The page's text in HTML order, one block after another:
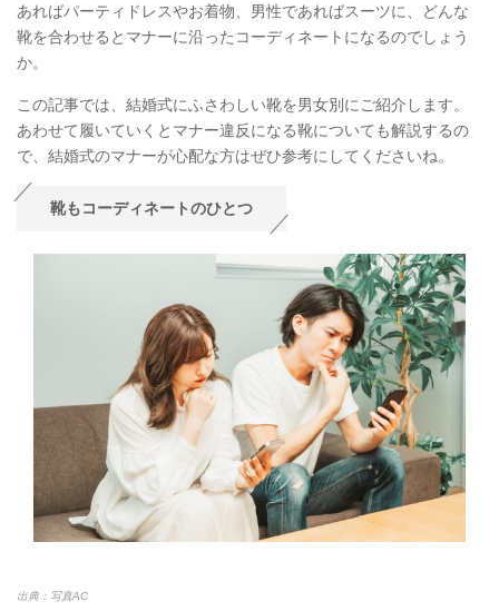
あればパーティドレスやお着物、男性であればスーツに、どんな
靴を合わせるとマナーに沿ったコーディネートになるのでしょう
か。
この記事では、結婚式にふさわしい靴を男女別にご紹介します。
あわせて履いていくとマナー違反になる靴についても解説するの
で、結婚式のマナーが心配な方はぜひ参考にしてくださいね。
靴もコーディネートのひとつ
出典：写真AC